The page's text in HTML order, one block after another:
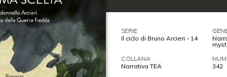
SERIE
Il ciclo di Bruno Arcieri - 14
COLLANA
Narrativa TEA
342